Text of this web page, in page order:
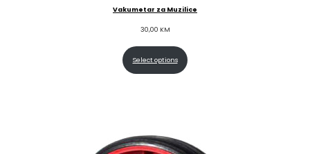
Vakumetar za Muzilice
30,00 KM
Select options